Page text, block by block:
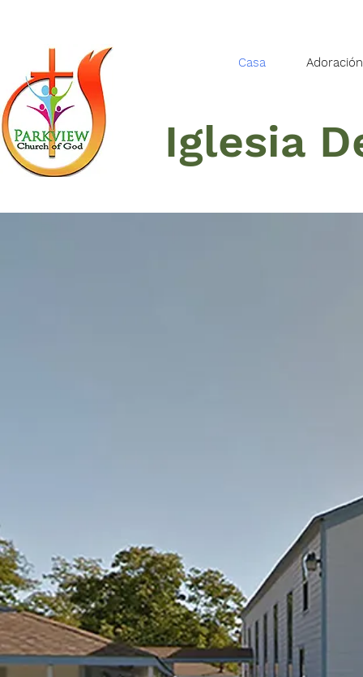
Casa Adoración
Iglesia